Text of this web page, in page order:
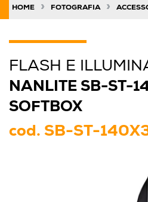
HOME » FOTOGRAFIA »
FLASH E
NANLITE SB-ST-
SOFTBOX
cod. SB-ST-